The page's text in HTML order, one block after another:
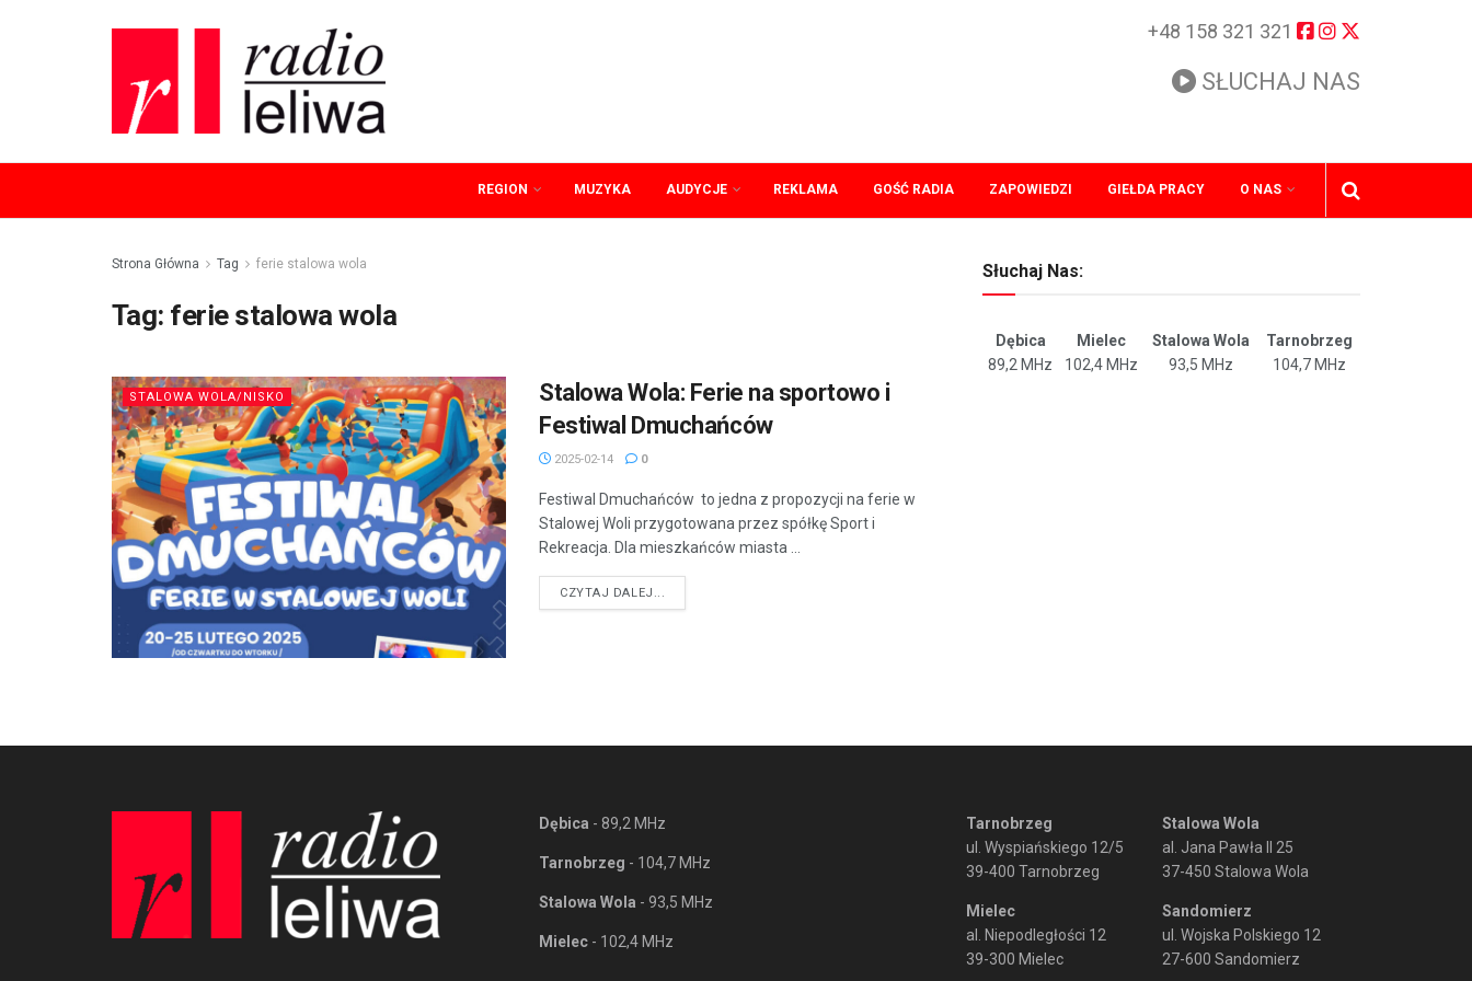
+48 158 321 321
SŁUCHAJ NAS
REGION MUZYKA AUDYCJE REKLAMA GOŚĆ RADIA ZAPOWIEDZI GIEŁDA PRACY O NAS
Strona Główna Tag ferie stalowa wola
Tag: ferie stalowa wola
STALOWA WOLA/NISKO
Stalowa Wola: Ferie na sportowo i
Festiwal Dmuchańców
2025-02-14 0
Festiwal Dmuchańców to jedna z propozycji na ferie w
Stalowej Woli przygotowana przez spółkę Sport i
Rekreacja. Dla mieszkańców miasta ...
CZYTAJ DALEJ...
Słuchaj Nas:
Dębica Mielec Stalowa Wola
Tarnobrzeg
89,2 MHz
102,4 MHz 93,5 MHz 104,7 MHz
Dębica - 89,2 MHz
Tarnobrzeg - 104,7 MHz
Stalowa Wola - 93,5 MHz
Mielec - 102,4 MHz
Tarnobrzeg
ul. Wyspiańskiego 12/5
39-400 Tarnobrzeg
Mielec
al. Niepodległości 12
39-300 Mielec
Stalowa Wola
al. Jana Pawła II 25
37-450 Stalowa Wola
Sandomierz
ul. Wojska Polskiego 12
27-600 Sandomierz